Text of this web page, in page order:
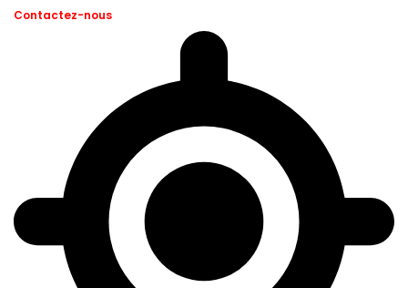
Contactez-nous